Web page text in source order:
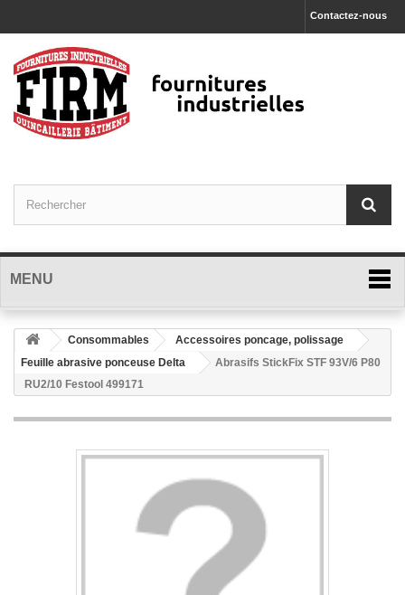
Contactez-nous
MENU
Consommables
Accessoires poncage, polissage
Feuille abrasive ponceuse Delta
Abrasifs StickFix STF 93V/6 P80
RU2/10 Festool 499171